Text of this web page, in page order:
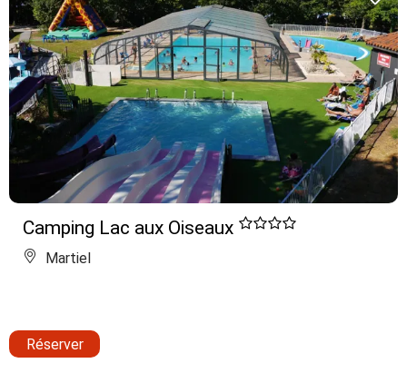
Camping Lac aux Oiseaux
Martiel
Réserver